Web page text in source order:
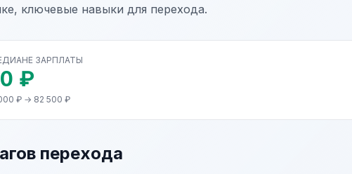
ключевые навыки для перехода.
ЗАРПЛАТЫ
₽
₽ → 82 500 ₽
перехода